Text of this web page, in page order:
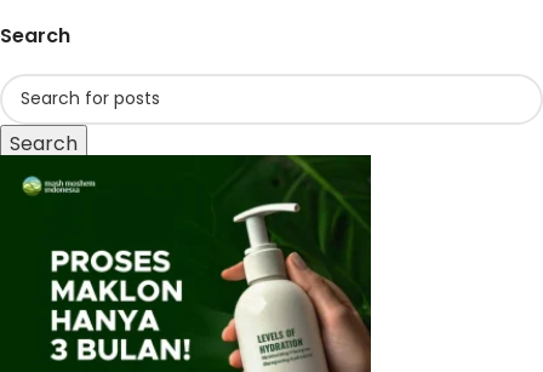
Search
Search